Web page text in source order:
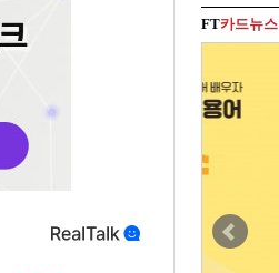
FT카드뉴스